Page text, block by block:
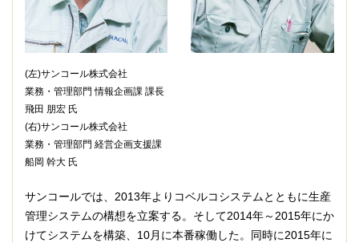
(左)サンコール株式会社
業務・管理部門 情報企画課 課長
飛田 朋宏 氏
(右)サンコール株式会社
業務・管理部門 経営企画支援課
船岡 幹大 氏
サンコールでは、2013年よりコベルコシステムとともに生産
管理システムの構想を立案する。そして2014年～2015年にか
けてシステムを構築、10月に本番稼働した。同時に2015年に